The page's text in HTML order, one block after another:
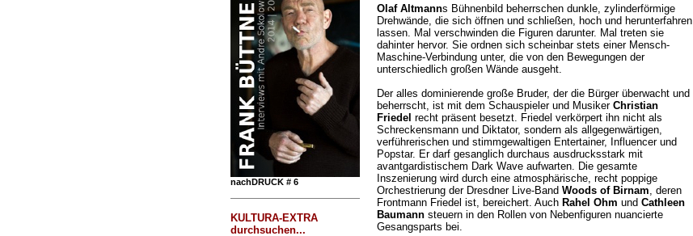
nachDRUCK # 6
KULTURA-EXTRA
durchsuchen...
Olaf Altmanns Bühnenbild beherrschen dunkle, zylinderförmige
Drehwände, die sich öffnen und schließen, hoch und herunterfahren
lassen. Mal verschwinden die Figuren darunter. Mal treten sie
dahinter hervor. Sie ordnen sich scheinbar stets einer Mensch-
Maschine-Verbindung unter, die von den Bewegungen der
unterschiedlich großen Wände ausgeht.
Der alles dominierende große Bruder, der die Bürger überwacht und
beherrscht, ist mit dem Schauspieler und Musiker Christian
Friedel recht präsent besetzt. Friedel verkörpert ihn nicht als
Schreckensmann und Diktator, sondern als allgegenwärtigen,
verführerischen und stimmgewaltigen Entertainer, Influencer und
Popstar. Er darf gesanglich durchaus ausdrucksstark mit
avantgardistischem Dark Wave aufwarten. Die gesamte
Inszenierung wird durch eine atmosphärische, recht poppige
Orchestrierung der Dresdner Live-Band Woods of Birnam, deren
Frontmann Friedel ist, bereichert. Auch Rahel Ohm und Cathleen
Baumannsteuern in den Rollen von Nebenfiguren nuancierte
Gesangsparts bei.